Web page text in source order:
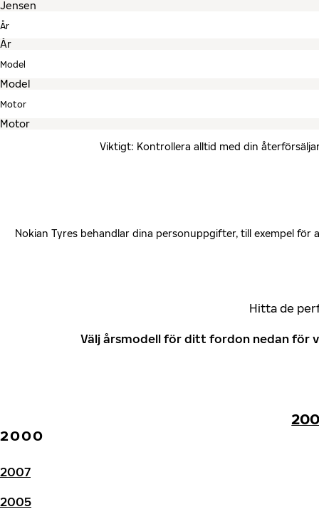
År
Model
Motor
Viktigt: Kontrollera alltid med din
Nokian Tyres behandlar dina personuppgifter, till exempel
Hitta de
Välj årsmodell för ditt fordon nedan för
2000
2007
2005